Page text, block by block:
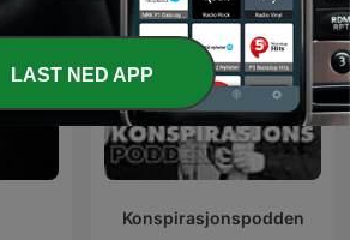
Konspirasjonspodden
LAST NED APP